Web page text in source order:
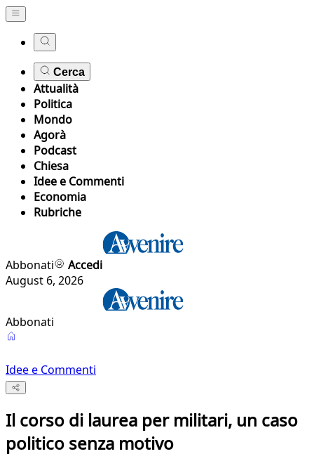
Cerca
Attualità
Politica
Mondo
Agorà
Podcast
Chiesa
Idee e Commenti
Economia
Rubriche
Abbonati
Accedi
August 6, 2026
Abbonati
Idee e Commenti
Il corso di laurea per militari, un caso
politico senza motivo